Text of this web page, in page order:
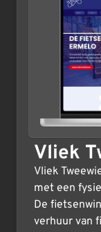
Vliek
Vliek
met een
De
verhuur van